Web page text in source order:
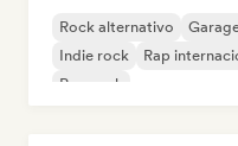
Rock alternativo
Indie rock
Rap
Pop rock